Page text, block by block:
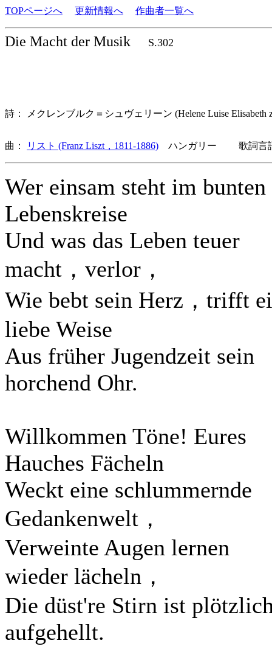
TOPページへ 更新情報へ 作曲者一覧へ
Die Macht der Musik S.302
詩： メクレンブルク＝シュヴェリーン (Helene Luise
曲： リスト (Franz Liszt，1811-1886) ハンガリー 歌詞言語
Wer einsam steht im bunten
Lebenskreise
Und was das Leben teuer
macht，verlor，
Wie bebt sein Herz，trifft
liebe Weise
Aus früher Jugendzeit sein
horchend Ohr.
Willkommen Töne! Eures
Hauches Fächeln
Weckt eine schlummernde
Gedankenwelt，
Verweinte Augen lernen
wieder lächeln，
Die düst're Stirn ist
aufgehellt.